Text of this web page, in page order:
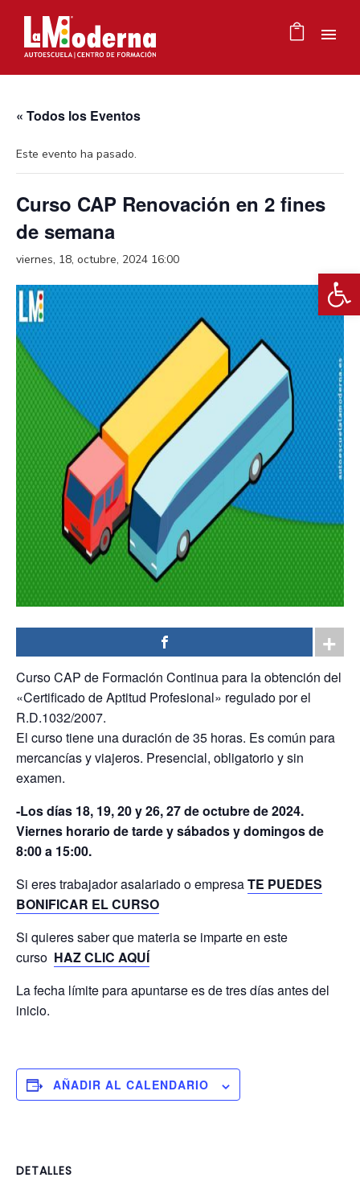
« Todos los Eventos
Este evento ha pasado.
Curso CAP Renovación en 2 fines
de semana
viernes, 18, octubre, 2024 16:00
Curso CAP de Formación Continua para la obtención del
«Certificado de Aptitud Profesional» regulado por el
R.D.1032/2007.
El curso tiene una duración de 35 horas. Es común para
mercancías y viajeros. Presencial, obligatorio y sin
examen.
-Los días 18, 19, 20 y 26, 27 de octubre de 2024.
Viernes horario de tarde y sábados y domingos de
8:00 a 15:00.
Si eres trabajador asalariado o empresaTE PUEDES
BONIFICAR EL CURSO
Si quieres saber que materia se imparte en este
curso HAZ CLIC AQUÍ
La fecha límite para apuntarse es de tres días antes del
inicio.
AÑADIR AL CALENDARIO
DETALLES